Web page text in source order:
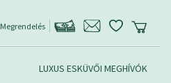
Megrendelés
LUXUS ESKÜVŐI MEGHÍVÓK